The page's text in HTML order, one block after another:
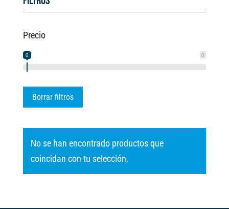
Precio
0
0
Borrar filtros
No se han encontrado productos que
coincidan con tu selección.